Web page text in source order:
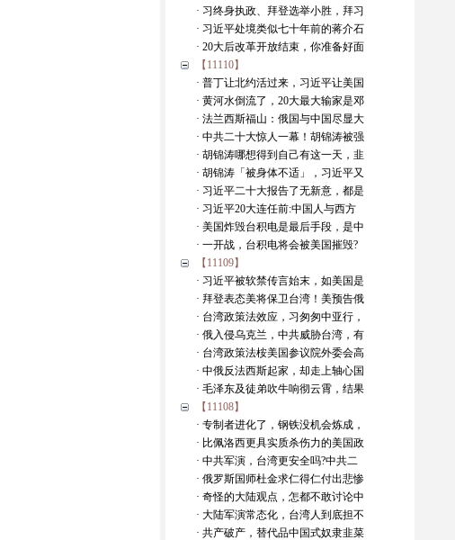
· 习终身执政、拜登选举小胜，拜习
· 习近平处境类似七十年前的蒋介石
· 20大后改革开放结束，你准备好面
【11110】
· 普丁让北约活过来，习近平让美国
· 黄河水倒流了，20大最大输家是邓
· 法兰西斯福山：俄国与中国尽显大
· 中共二十大惊人一幕！胡锦涛被强
· 胡锦涛哪想得到自己有这一天，韭
· 胡锦涛「被身体不适」，习近平又
· 习近平二十大报告了无新意，都是
· 习近平20大连任前:中国人与西方
· 美国炸毁台积电是最后手段，是中
· 一开战，台积电将会被美国摧毁?
【11109】
· 习近平被软禁传言始末，如美国是
· 拜登表态美将保卫台湾！美预告俄
· 台湾政策法效应，习匆匆中亚行，
· 俄入侵乌克兰，中共威胁台湾，有
· 台湾政策法桉美国参议院外委会高
· 中俄反法西斯起家，却走上轴心国
· 毛泽东及徒弟吹牛响彻云霄，结果
【11108】
· 专制者进化了，钢铁没机会炼成，
· 比佩洛西更具实质杀伤力的美国政
· 中共军演，台湾更安全吗?中共二
· 俄罗斯国师杜金求仁得仁付出悲惨
· 奇怪的大陆观点，怎都不敢讨论中
· 大陆军演常态化，台湾人到底担不
· 共产破产，替代品中国式奴隶韭菜